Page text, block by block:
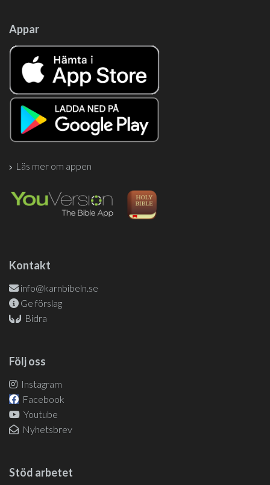
Appar
Läs mer om appen
Kontakt
info@karnbibeln.se
Ge förslag
Bidra
Följ oss
Instagram
Facebook
Youtube
Nyhetsbrev
Stöd arbetet